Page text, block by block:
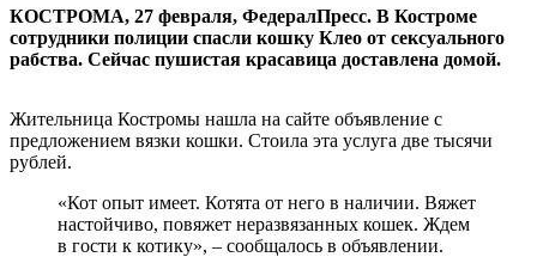
КОСТРОМА, 27 февраля, ФедералПресс. В Костроме
сотрудники полиции спасли кошку Клео от сексуального
рабства. Сейчас пушистая красавица доставлена домой.
Жительница Костромы нашла на сайте объявление с
предложением вязки кошки. Стоила эта услуга две тысячи
рублей.
«Кот опыт имеет. Котята от него в наличии. Вяжет
настойчиво, повяжет неразвязанных кошек. Ждем
в гости к котику», – сообщалось в объявлении.